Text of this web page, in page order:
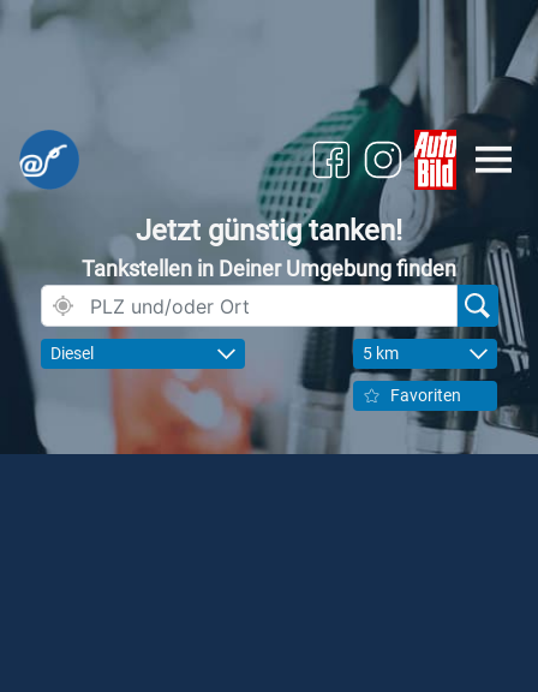
Jetzt günstig tanken!
Tankstellen in Deiner Umgebung finden
Diesel 5 km
Favoriten